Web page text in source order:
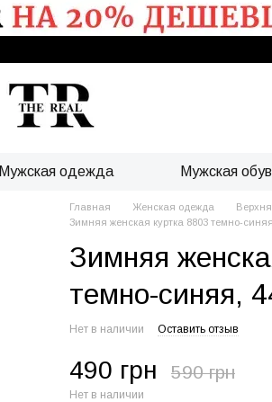
Мужская одежда Мужская
Главная Женская одежда
Зимняя женская куртка 8803 темно-
Зимняя
темно-синяя,
Нет в наличии Оставить отзыв
490 грн 590 грн
Нет в наличии